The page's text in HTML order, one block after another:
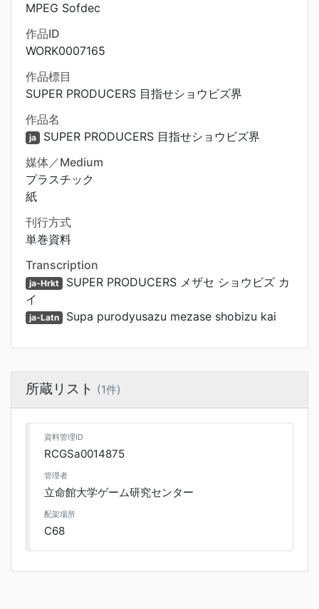
MPEG Sofdec
作品ID
WORK0007165
作品標目
SUPER PRODUCERS 目指せショウビズ界
作品名
ja SUPER PRODUCERS 目指せショウビズ界
媒体／Medium
プラスチック
紙
刊行方式
単巻資料
Transcription
ja-Hrkt SUPER PRODUCERS メザセ ショウビズ カ
イ
ja-Latn Supa purodyusazu mezase shobizu kai
所蔵リスト (1件)
資料管理ID
RCGSa0014875
管理者
立命館大学ゲーム研究センター
配架場所
C68